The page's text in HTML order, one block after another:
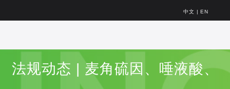
中文 | EN
法规动态 | 麦角硫因、唾液酸、